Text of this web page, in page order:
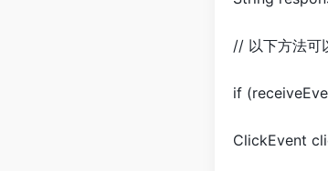
// 以下方法可
if
ClickEvent